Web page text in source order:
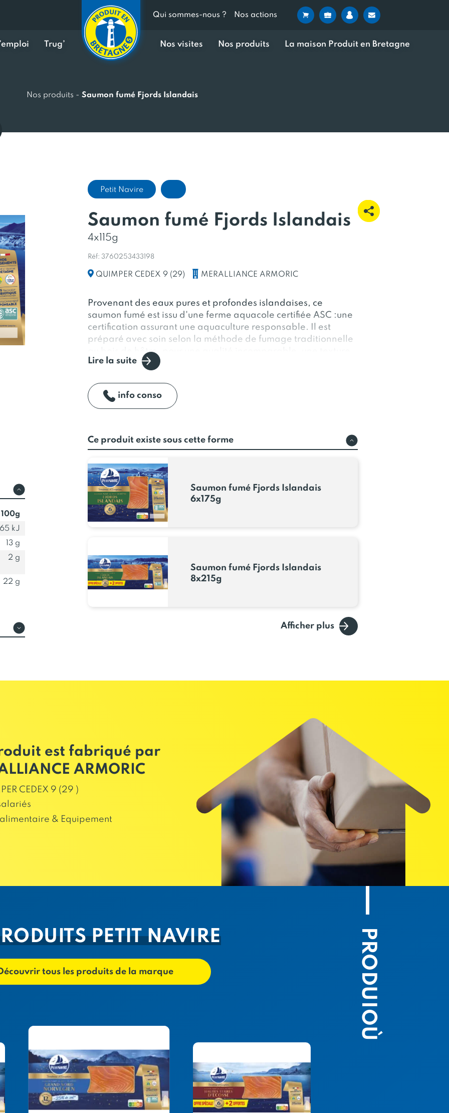
Qui sommes-nous ? Nos actions
Trug’ Nos visites Nos produits La maison Produit en Bretagne
Nos produits - Saumon fumé Fjords Islandais
kJ
13 g
2 g
22 g
Petit Navire
Saumon fumé Fjords Islandais
4x115g
Réf: 3760253433198
QUIMPER CEDEX 9 (29) MERALLIANCE ARMORIC
Provenant des eaux pures et profondes islandaises, ce
saumon fumé est issu d'une ferme aquacole certifiée ASC :une
certification assurant une aquaculture responsable. Il est
préparé avec soin selon la méthode de fumage traditionnelle
au bois de hêtre, pour une qualité incomparable, une texture
fondante et un goût frais et naturel préservé.
Lire la suite
info conso
Ce produit existe sous cette forme
Saumon fumé Fjords Islandais
6x175g
Saumon fumé Fjords Islandais
8x215g
Afficher plus
est fabriqué par
ARMORIC
CEDEX 9 (29 )
& Equipement
PRODUIOÙ
PETIT NAVIRE
tous les produits de la marque